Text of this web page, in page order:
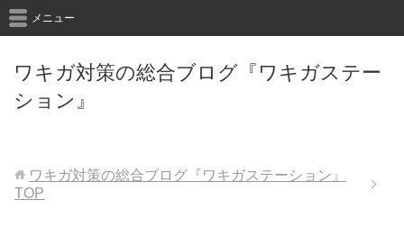
ワキガ対策の総合ブログ『ワキガステー
ション』
メニュー
ワキガ対策の総合ブログ『ワキガステーション』
TOP